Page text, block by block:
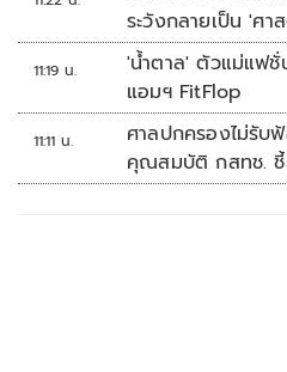
ระวังกลายเป็น 'ศ
11:19 น.
'น้ำตาล' ตัวแม่แฟ
แอมฯ FitFlop
11:11 น.
ศาลปกครองไม่รั
คุณสมบัติ กสทช. ชี้
เสียหาย